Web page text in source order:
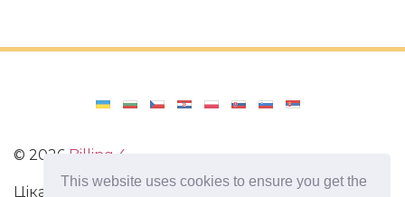
This website uses cookies to ensure you get the
© 2026 Billing 4
Цікаві та захоплюючі факти з усього світу. Статті